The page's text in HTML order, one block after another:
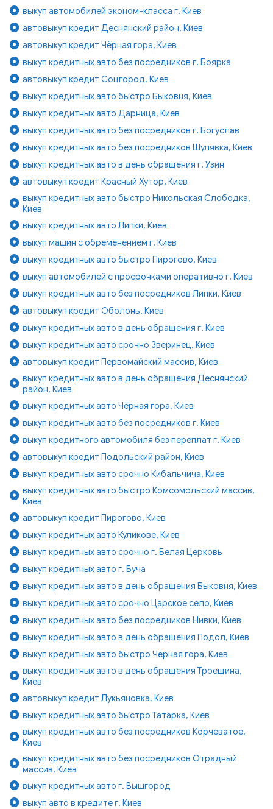
выкуп автомобилей эконом-класса г. Киев
автовыкуп кредит Деснянский район, Киев
автовыкуп кредит Чёрная гора, Киев
выкуп кредитных авто без посредников г. Боярка
автовыкуп кредит Соцгород, Киев
выкуп кредитных авто быстро Быковня, Киев
выкуп кредитных авто Дарница, Киев
выкуп кредитных авто без посредников г. Богуслав
выкуп кредитных авто без посредников Шулявка, Киев
выкуп кредитных авто в день обращения г. Узин
автовыкуп кредит Красный Хутор, Киев
выкуп кредитных авто быстро Никольская Слободка,
Киев
выкуп кредитных авто Липки, Киев
выкуп машин с обременением г. Киев
выкуп кредитных авто быстро Пирогово, Киев
выкуп автомобилей с просрочками оперативно г. Киев
выкуп кредитных авто без посредников Липки, Киев
автовыкуп кредит Оболонь, Киев
выкуп кредитных авто в день обращения г. Киев
выкуп кредитных авто срочно Зверинец, Киев
автовыкуп кредит Первомайский массив, Киев
выкуп кредитных авто в день обращения Деснянский
район, Киев
выкуп кредитных авто Чёрная гора, Киев
выкуп кредитных авто без посредников г. Киев
выкуп кредитного автомобиля без переплат г. Киев
автовыкуп кредит Подольский район, Киев
выкуп кредитных авто срочно Кибальчича, Киев
выкуп кредитных авто быстро Комсомольский массив,
Киев
автовыкуп кредит Пирогово, Киев
выкуп кредитных авто Куликове, Киев
выкуп кредитных авто срочно г. Белая Церковь
выкуп кредитных авто г. Буча
выкуп кредитных авто в день обращения Быковня, Киев
выкуп кредитных авто срочно Царское село, Киев
выкуп кредитных авто без посредников Нивки, Киев
выкуп кредитных авто в день обращения Подол, Киев
выкуп кредитных авто быстро Чёрная гора, Киев
выкуп кредитных авто в день обращения Троещина,
Киев
автовыкуп кредит Лукьяновка, Киев
выкуп кредитных авто быстро Татарка, Киев
выкуп кредитных авто без посредников Корчеватое,
Киев
выкуп кредитных авто без посредников Отрадный
массив, Киев
выкуп кредитных авто г. Вышгород
выкуп авто в кредите г. Киев